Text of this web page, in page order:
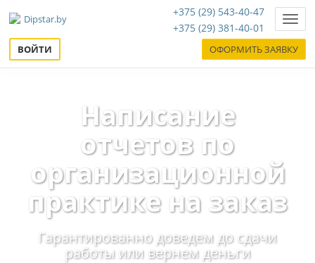
+375 (29) 543-40-47
+375 (29) 381-40-01
ВОЙТИ ОФОРМИТЬ ЗАЯВКУ
Написание
отчетов по
организационной
практике на заказ
Гарантированно доведем до сдачи
работы или вернем деньги